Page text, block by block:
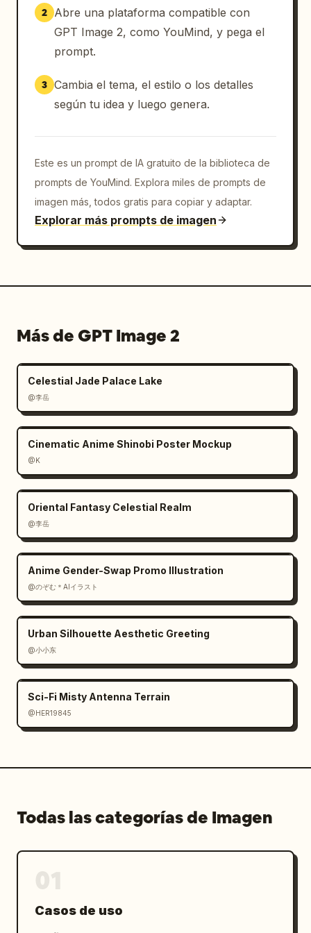
    },
    {
      "action": "señalando una pizarra",
      "whiteboard_poses_count": 5,
      "whiteboard_poses": ["cuerpo completo
frontal", "cuerpo completo lateral", "rostro
      "speech_bubble": "¡Y consistencia de
apariencia igual en todas las imágenes!"
    },
    {
pierdan de vista esto!
    }
  ]
}
2
Abre una plataforma compatible con
GPT Image 2, como YouMind, y pega el
prompt.
3 Cambia el tema, el estilo o los detalles
según tu idea y luego genera.
Este es un prompt de IA gratuito de la biblioteca de
prompts de YouMind. Explora miles de prompts de
imagen más, todos gratis para copiar y adaptar.
Explorar más prompts de imagen
Más de GPT Image 2
Celestial Jade Palace Lake
@李岳
Cinematic Anime Shinobi Poster Mockup
@K
Oriental Fantasy Celestial Realm
@李岳
Anime Gender-Swap Promo Illustration
@のぞむ＊AIイラスト
Urban Silhouette Aesthetic Greeting
@小小东
Sci-Fi Misty Antenna Terrain
@HER19845
Todas las categorías de Imagen
Casos de uso